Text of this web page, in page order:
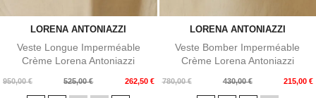
LORENA ANTONIAZZI
Veste Longue Imperméable
Crème Lorena Antoniazzi
950,00 €
Prix
525,00 € 262,50 €
Prix
LORENA ANTONIAZZI
Veste Bomber Imperméable
Crème Lorena Antoniazzi
780,00 €
Prix
430,00 € 215,00 €
Prix